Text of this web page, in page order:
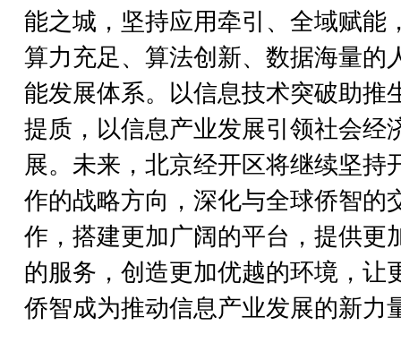
能之城，坚持应用牵引、全域赋能
算力充足、算法创新、数据海量的
能发展体系。以信息技术突破助推
提质，以信息产业发展引领社会经
展。未来，北京经开区将继续坚持
作的战略方向，深化与全球侨智的
作，搭建更加广阔的平台，提供更
的服务，创造更加优越的环境，让
侨智成为推动信息产业发展的新力